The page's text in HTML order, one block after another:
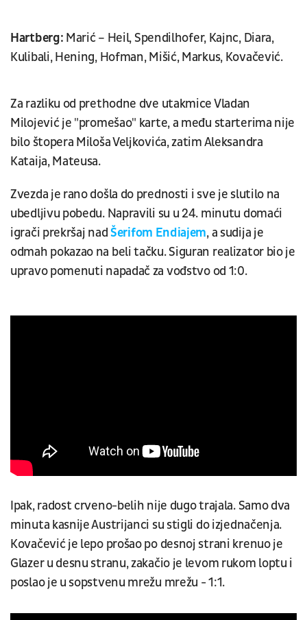
Hartberg: Marić – Heil, Spendilhofer, Kajnc, Diara,
Kulibali, Hening, Hofman, Mišić, Markus, Kovačević.
Za razliku od prethodne dve utakmice Vladan
Milojević je "promešao" karte, a među starterima nije
bilo štopera Miloša Veljkovića, zatim Aleksandra
Kataija, Mateusa.
Zvezda je rano došla do prednosti i sve je slutilo na
ubedljivu pobedu. Napravili su u 24. minutu domaći
igrači prekršaj nadŠerifom Endiajem, a sudija je
odmah pokazao na beli tačku. Siguran realizator bio je
upravo pomenuti napadač za vođstvo od 1:0.
Ipak, radost crveno-belih nije dugo trajala. Samo dva
minuta kasnije Austrijanci su stigli do izjednačenja.
Kovačević je lepo prošao po desnoj strani krenuo je
Glazer u desnu stranu, zakačio je levom rukom loptu i
poslao je u sopstvenu mrežu mrežu - 1:1.